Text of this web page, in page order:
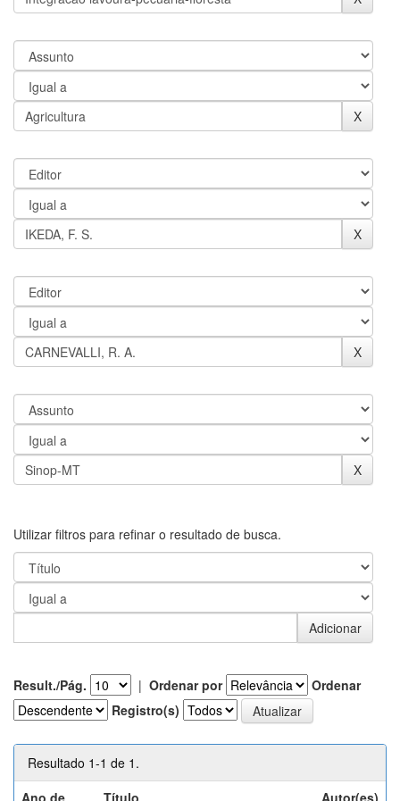
Utilizar filtros para refinar o resultado de busca.
Result./Pág. | Ordenar por
Ordenar
Registro(s)
Resultado 1-1 de 1.
Ano de
Título Autor(es)